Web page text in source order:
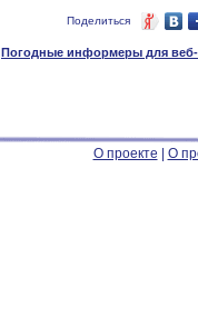
Поделиться
Погодные информеры для веб-
О проекте О